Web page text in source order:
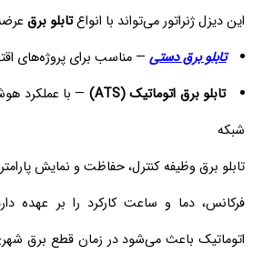
این دیزل ژنراتور می‌تواند با انواعتابلو برق
تابلو برق دستی — مناسب برای پروژه‌های
تابلو برق اتوماتیک (ATS)
— با عملکرد
شبکه
تابلو برق وظیفه کنترل، حفاظت و نمایش
فرکانس، دما و ساعت کارکرد را بر عهده
اتوماتیک باعث می‌شود در زمان قطع برق